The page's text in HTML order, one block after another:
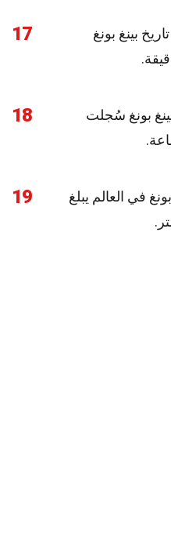
17
بينغ بونغ
18
بونغ سُجلت
19
في العالم يبلغ